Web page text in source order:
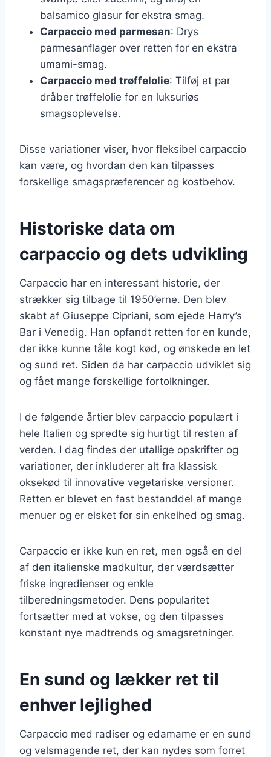
balsamico glasur for ekstra smag.
Carpaccio med parmesan: Drys
parmesanflager over retten for en ekstra
umami-smag.
Carpaccio med trøffelolie: Tilføj et par
dråber trøffelolie for en luksuriøs
smagsoplevelse.
Disse variationer viser, hvor fleksibel carpaccio
kan være, og hvordan den kan tilpasses
forskellige smagspræferencer og kostbehov.
Historiske data om
carpaccio og dets udvikling
Carpaccio har en interessant historie, der
strækker sig tilbage til 1950’erne. Den blev
skabt af Giuseppe Cipriani, som ejede Harry’s
Bar i Venedig. Han opfandt retten for en kunde,
der ikke kunne tåle kogt kød, og ønskede en let
og sund ret. Siden da har carpaccio udviklet sig
og fået mange forskellige fortolkninger.
I de følgende årtier blev carpaccio populært i
hele Italien og spredte sig hurtigt til resten af
verden. I dag findes der utallige opskrifter og
variationer, der inkluderer alt fra klassisk
oksekød til innovative vegetariske versioner.
Retten er blevet en fast bestanddel af mange
menuer og er elsket for sin enkelhed og smag.
Carpaccio er ikke kun en ret, men også en del
af den italienske madkultur, der værdsætter
friske ingredienser og enkle
tilberedningsmetoder. Dens popularitet
fortsætter med at vokse, og den tilpasses
konstant nye madtrends og smagsretninger.
En sund og lækker ret til
enhver lejlighed
Carpaccio med radiser og edamame er en sund
og velsmagende ret, der kan nydes som forret